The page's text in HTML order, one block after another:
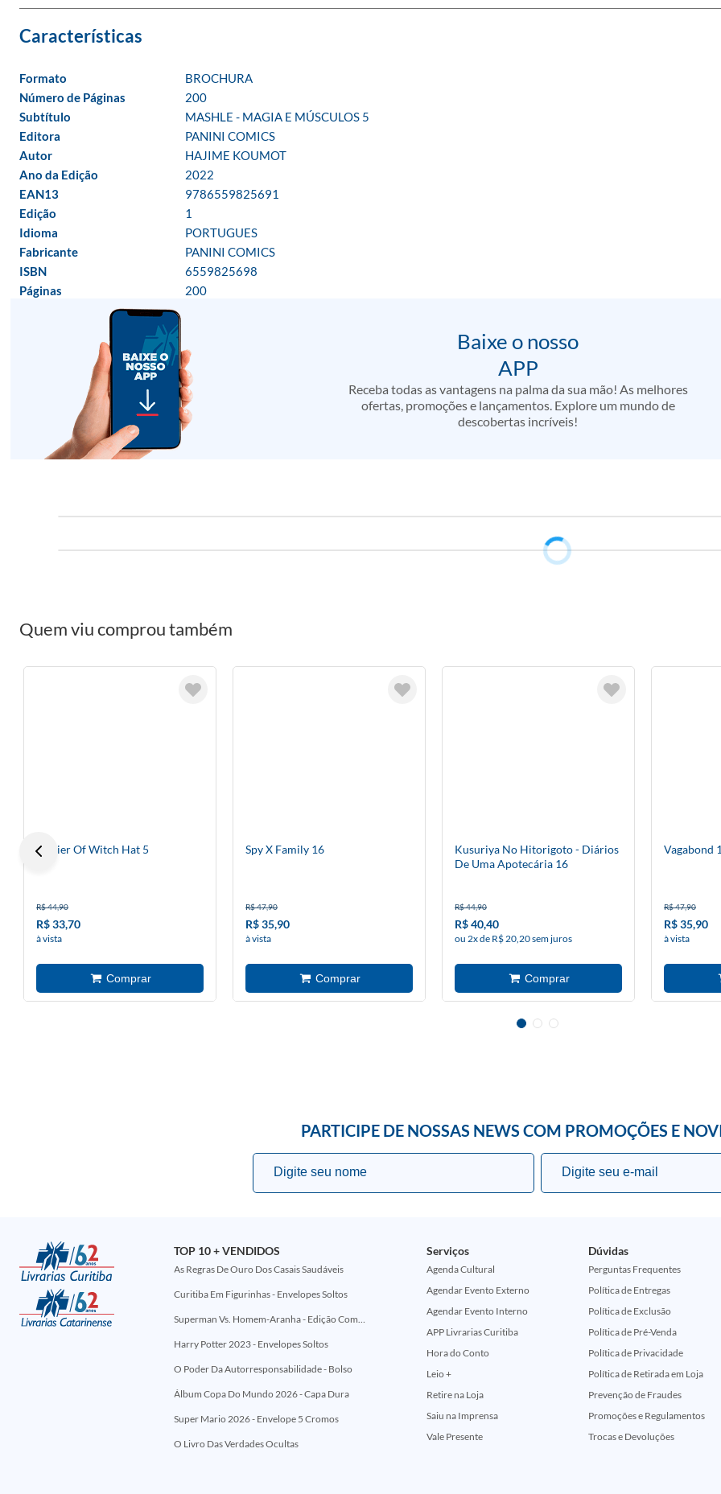
Formato
BROCHURA
Número de Páginas
200
Subtítulo
MASHLE - MAGIA E MÚSCULOS 5
Editora
PANINI COMICS
Autor
HAJIME KOUMOT
Ano da Edição
2022
EAN13
9786559825691
Edição
1
Idioma
PORTUGUES
Fabricante
PANINI COMICS
ISBN
6559825698
Páginas
200
Baixe o nosso
APP
Receba todas as vantagens na palma da sua mão! As melhores
ofertas, promoções e lançamentos. Explore um mundo de
descobertas incríveis!
Quem viu comprou também
Atelier Of Witch Hat 5
R$ 44,90
R$ 33,70
à vista
Spy X Family 16
R$ 47,90
R$ 35,90
à vista
Kusuriya No Hitorigoto - Diários
De Uma Apotecária 16
R$ 44,90
R$ 40,40
ou 2x de R$ 20,20 sem juros
Vagabond
R$ 47,90
R$ 35,90
à vista
PARTICIPE DE NOSSAS NEWS COM PROMOÇÕES E
TOP 10 + VENDIDOS
As Regras De Ouro Dos Casais Saudáveis
Curitiba Em Figurinhas - Envelopes Soltos
Superman Vs. Homem-Aranha - Edição Comemorativa 50 Anos (Encontros Clássicos Dc E Marvel)
Harry Potter 2023 - Envelopes Soltos
O Poder Da Autorresponsabilidade - Bolso
Álbum Copa Do Mundo 2026 - Capa Dura
Super Mario 2026 - Envelope 5 Cromos
O Livro Das Verdades Ocultas
Serviços
Agenda Cultural
Agendar Evento Externo
Agendar Evento Interno
APP Livrarias Curitiba
Hora do Conto
Leio +
Retire na Loja
Saiu na Imprensa
Vale Presente
Dúvidas
Perguntas Frequentes
Política de Entregas
Política de Exclusão
Política de Pré-Venda
Política de Privacidade
Política de Retirada em Loja
Prevenção de Fraudes
Promoções e Regulamentos
Trocas e Devoluções